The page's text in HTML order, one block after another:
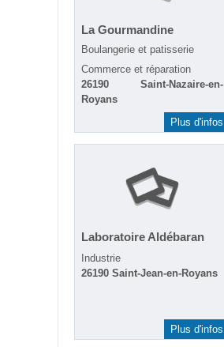
La Gourmandine
Boulangerie et patisserie
Commerce et réparation
26190 Saint-Nazaire-en-
Royans
Plus d'infos
Laboratoire Aldébaran
Industrie
26190 Saint-Jean-en-Royans
Plus d'infos